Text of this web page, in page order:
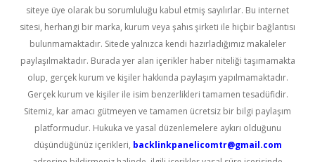
siteye üye olarak bu sorumluluğu kabul etmiş sayılırlar. Bu internet
sitesi, herhangi bir marka, kurum veya şahıs şirketi ile hiçbir bağlantısı
bulunmamaktadır. Sitede yalnızca kendi hazırladığımız makaleler
paylaşılmaktadır. Burada yer alan içerikler haber niteliği taşımamakta
olup, gerçek kurum ve kişiler hakkında paylaşım yapılmamaktadır.
Gerçek kurum ve kişiler ile isim benzerlikleri tamamen tesadüfidir.
Sitemiz, kar amacı gütmeyen ve tamamen ücretsiz bir bilgi paylaşım
platformudur. Hukuka ve yasal düzenlemelere aykırı olduğunu
düşündüğünüz içerikleri, backlinkpanelicomtr@gmail.com